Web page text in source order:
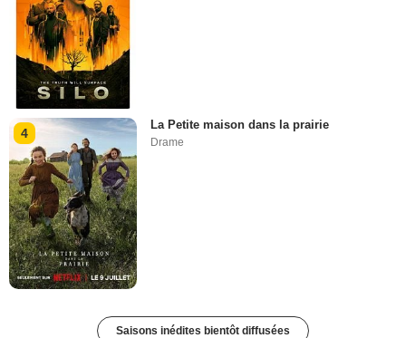
4
La Petite maison dans la prairie
Drame
Saisons inédites bientôt diffusées